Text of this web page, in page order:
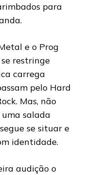
para
e o Prog
restringe
carrega
pelo Hard
Mas, não
salada
se situar e
identidade.
audição o